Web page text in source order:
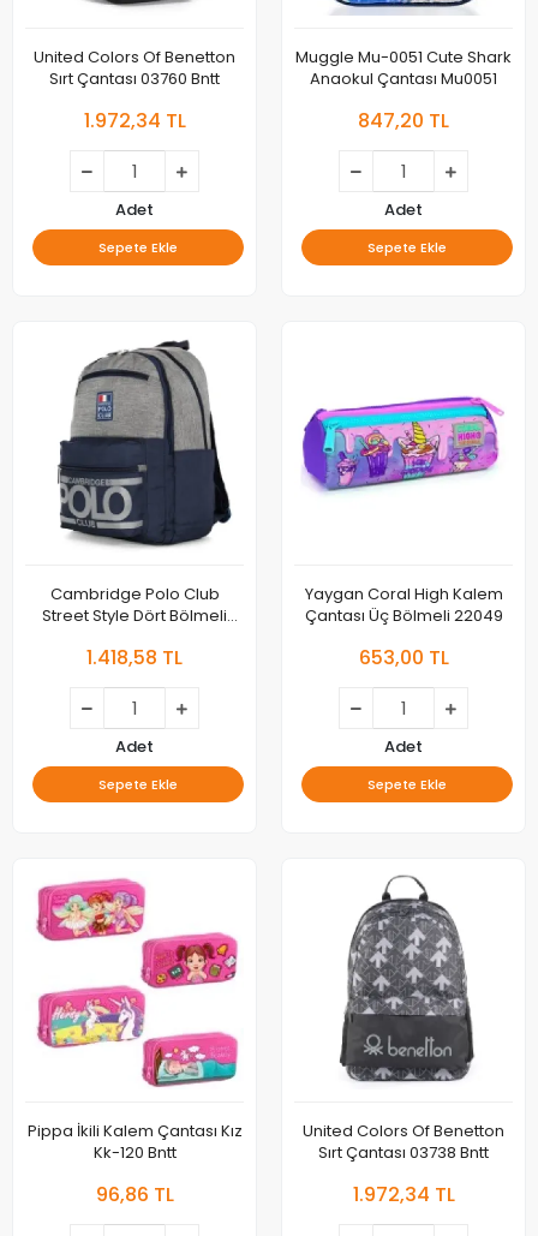
United Colors Of Benetton
Sırt Çantası 03760 Bntt
1.972,34 TL
Adet
Sepete Ekle
Muggle Mu-0051 Cute Shark
Anaokul Çantası Mu0051
847,20 TL
Adet
Sepete Ekle
Cambridge Polo Club
Street Style Dört Bölmeli
Cpo4016-0011-lacivert Bntt
1.418,58 TL
Adet
Sepete Ekle
Yaygan Coral High Kalem
Çantası Üç Bölmeli 22049
653,00 TL
Adet
Sepete Ekle
Pippa İkili Kalem Çantası Kız
Kk-120 Bntt
96,86 TL
United Colors Of Benetton
Sırt Çantası 03738 Bntt
1.972,34 TL